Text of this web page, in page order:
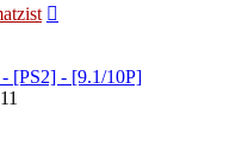
- [PS2] - [9.1/10P]